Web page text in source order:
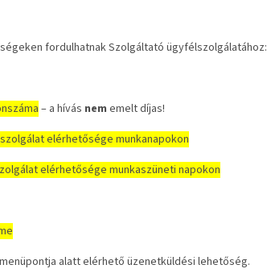
fordulhatnak Szolgáltató ügyfélszolgálatához:
– a hívás nem emelt díjas!
elérhetősége munkanapokon
elérhetősége munkaszüneti napokon
alatt elérhető üzenetküldési lehetőség.